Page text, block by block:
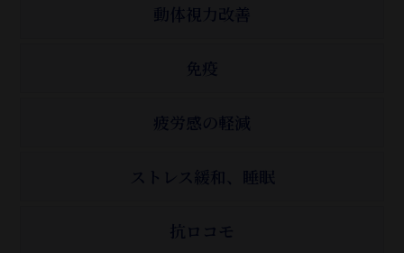
動体視力改善
免疫
疲労感の軽減
ストレス緩和、睡眠
抗ロコモ